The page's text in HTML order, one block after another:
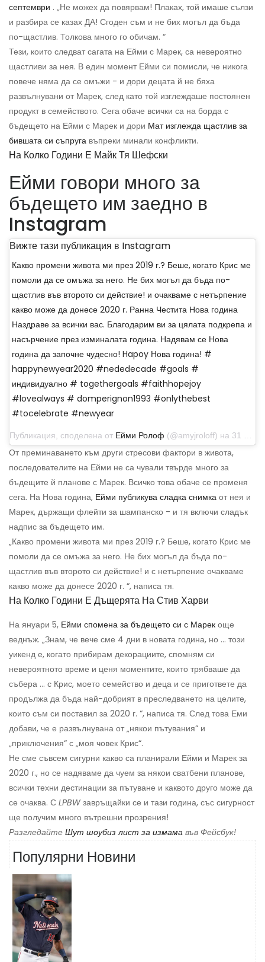
септември . „Не можех да повярвам! Плаках, той имаше сълзи
и разбира се казах ДА! Сгоден съм и не бих могъл да бъда
по-щастлив. Толкова много го обичам. “
Тези, които следват сагата на Ейми с Марек, са невероятно
щастливи за нея. В един момент Ейми си помисли, че никога
повече няма да се омъжи - и дори децата й не бяха
развълнувани от Марек, след като той изглеждаше постоянен
продукт в семейството. Сега обаче всички са на борда с
бъдещето на Ейми с Марек и дори Мат изглежда щастлив за
бившата си съпруга въпреки минали конфликти.
На Колко Години Е Майк Тя Шефски
Ейми говори много за
бъдещето им заедно в
Instagram
Вижте тази публикация в Instagram
Какво промени живота ми през 2019 г.? Беше, когато Крис ме
помоли да се омъжа за него. Не бих могъл да бъда по-
щастлив във второто си действие! и очакваме с нетърпение
какво може да донесе 2020 г. Ранна Честита Нова година
Наздраве за всички вас. Благодарим ви за цялата подкрепа и
насърчение през изминалата година. Надявам се Нова
година да започне чудесно! Hapoy Нова година! #
happynewyear2020 #nededecade #goals #
индивидуално # togethergoals #faithhopejoy
#lovealways # domperignon1993 #onlythebest
#tocelebrate #newyear
Публикация, споделена от Ейми Ролоф (@amyjroloff) на 31 декември 2019 г. в 18:56 ч. PST
От преминаването към други стресови фактори в живота,
последователите на Ейми не са чували твърде много за
бъдещите й планове с Марек. Всичко това обаче се променя
сега. На Нова година, Ейми публикува сладка снимка от нея и
Марек, държащи флейти за шампанско - и тя включи сладък
надпис за бъдещето им.
„Какво промени живота ми през 2019 г.? Беше, когато Крис ме
помоли да се омъжа за него. Не бих могъл да бъда по-
щастлив във второто си действие! и с нетърпение очакваме
какво може да донесе 2020 г. “, написа тя.
На Колко Години Е Дъщерята На Стив Харви
На януари 5, Ейми спомена за бъдещето си с Марек още
веднъж. „Знам, че вече сме 4 дни в новата година, но ... този
уикенд е, когато прибирам декорациите, спомням си
невероятното време и ценя моментите, които трябваше да
събера ... с Крис, моето семейство и деца и се пригответе да
продължа да бъда най-добрият в преследването на целите,
които съм си поставил за 2020 г. “, написа тя. След това Еми
добави, че е развълнувана от „някои пътувания“ и
„приключения“ с „моя човек Крис“.
Не сме съвсем сигурни какво са планирали Ейми и Марек за
2020 г., но се надяваме да чуем за някои сватбени планове,
всички техни дестинации за пътуване и каквото друго може да
се очаква. С LPBW завръщайки се и тази година, със сигурност
ще получим много вътрешни прозрения!
Разгледайте Шут шоубиз лист за измама във Фейсбук!
Популярни Новини